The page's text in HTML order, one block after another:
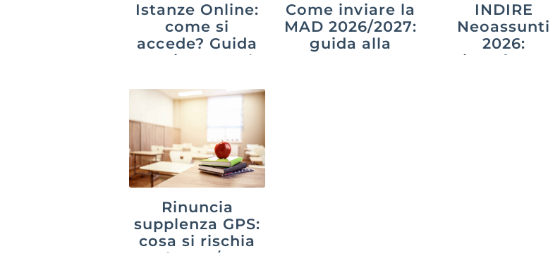
Istanze Online:
come si
accede? Guida
aggiornata al
Come inviare la
MAD 2026/2027:
guida alla
INDIRE
Neoassunti
2026:
piattaforma,
Rinuncia
supplenza GPS:
cosa si rischia
nel 2026/27?